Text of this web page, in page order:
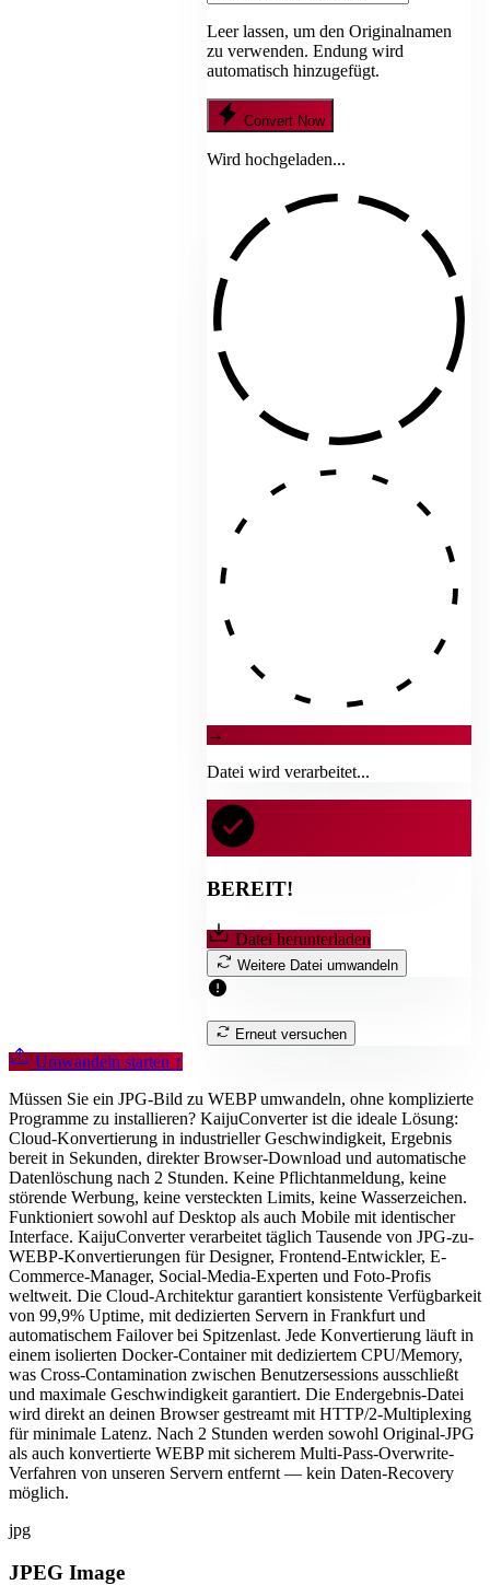
Leer lassen, um den Originalnamen
zu verwenden. Endung wird
automatisch hinzugefügt.
Convert Now
Wird hochgeladen...
→
Datei wird verarbeitet...
BEREIT!
Datei herunterladen
Weitere Datei umwandeln
Erneut versuchen
Umwandeln starten ↑
Müssen Sie ein JPG-Bild zu WEBP umwandeln, ohne komplizierte
Programme zu installieren? KaijuConverter ist die ideale Lösung:
Cloud-Konvertierung in industrieller Geschwindigkeit, Ergebnis
bereit in Sekunden, direkter Browser-Download und automatische
Datenlöschung nach 2 Stunden. Keine Pflichtanmeldung, keine
störende Werbung, keine versteckten Limits, keine Wasserzeichen.
Funktioniert sowohl auf Desktop als auch Mobile mit identischer
Interface. KaijuConverter verarbeitet täglich Tausende von JPG-zu-
WEBP-Konvertierungen für Designer, Frontend-Entwickler, E-
Commerce-Manager, Social-Media-Experten und Foto-Profis
weltweit. Die Cloud-Architektur garantiert konsistente Verfügbarkeit
von 99,9% Uptime, mit dedizierten Servern in Frankfurt und
automatischem Failover bei Spitzenlast. Jede Konvertierung läuft in
einem isolierten Docker-Container mit dediziertem CPU/Memory,
was Cross-Contamination zwischen Benutzersessions ausschließt
und maximale Geschwindigkeit garantiert. Die Endergebnis-Datei
wird direkt an deinen Browser gestreamt mit HTTP/2-Multiplexing
für minimale Latenz. Nach 2 Stunden werden sowohl Original-JPG
als auch konvertierte WEBP mit sicherem Multi-Pass-Overwrite-
Verfahren von unseren Servern entfernt — kein Daten-Recovery
möglich.
jpg
JPEG Image